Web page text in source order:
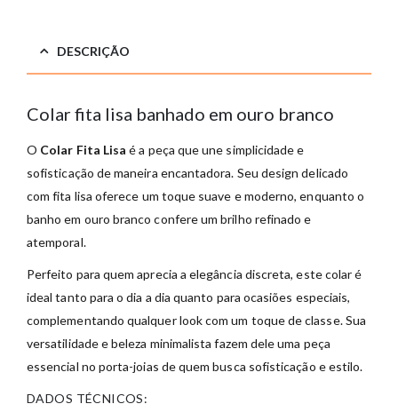
DESCRIÇÃO
Colar fita lisa banhado em ouro branco
O Colar Fita Lisa é a peça que une simplicidade e
sofisticação de maneira encantadora. Seu design delicado
com fita lisa oferece um toque suave e moderno, enquanto o
banho em ouro branco confere um brilho refinado e
atemporal.
Perfeito para quem aprecia a elegância discreta, este colar é
ideal tanto para o dia a dia quanto para ocasiões especiais,
complementando qualquer look com um toque de classe. Sua
versatilidade e beleza minimalista fazem dele uma peça
essencial no porta-joias de quem busca sofisticação e estilo.
DADOS TÉCNICOS: